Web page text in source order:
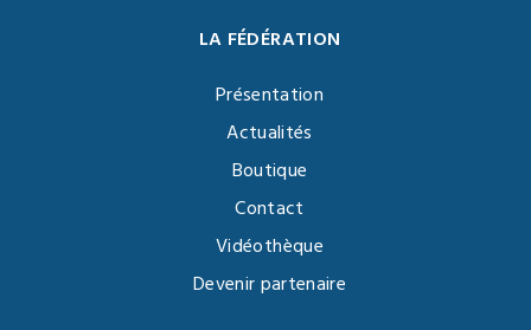
LA FÉDÉRATION
Présentation
Actualités
Boutique
Contact
Vidéothèque
Devenir partenaire